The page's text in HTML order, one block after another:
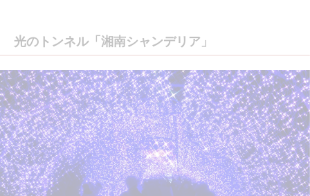
光のトンネル「湘南シャンデリア」